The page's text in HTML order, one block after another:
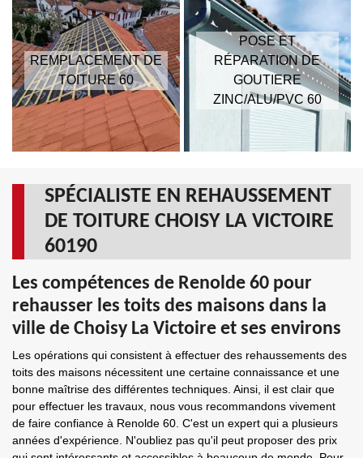
REMPLACEMENT DE
TOITURE 60
POSE ET
RÉPARATION DE
GOUTIERE
ZINC/ALU/PVC 60
SPÉCIALISTE EN REHAUSSEMENT
DE TOITURE CHOISY LA VICTOIRE
60190
Les compétences de Renolde 60 pour
rehausser les toits des maisons dans la
ville de Choisy La Victoire et ses environs
Les opérations qui consistent à effectuer des rehaussements des
toits des maisons nécessitent une certaine connaissance et une
bonne maîtrise des différentes techniques. Ainsi, il est clair que
pour effectuer les travaux, nous vous recommandons vivement
de faire confiance à Renolde 60. C'est un expert qui a plusieurs
années d'expérience. N'oubliez pas qu'il peut proposer des prix